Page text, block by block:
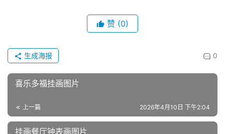
赞 (0)
0
生成海报
喜乐多福挂画图片
上一篇 2026年4月10日 下午2:04
挂画餐厅钟表画图片